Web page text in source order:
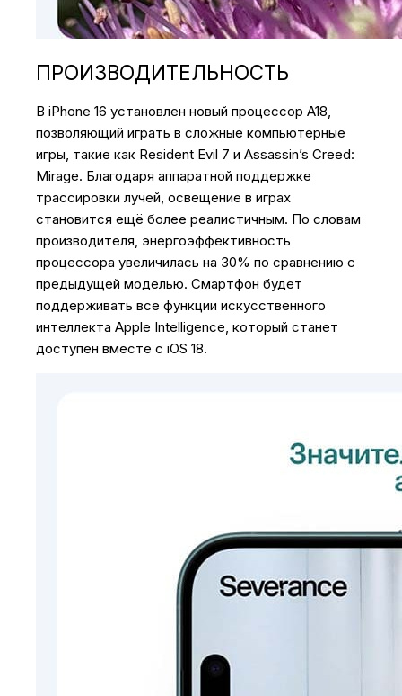
ПРОИЗВОДИТЕЛЬНОСТЬ
В iPhone 16 установлен новый процессор A18,
позволяющий играть в сложные компьютерные
игры, такие как Resident Evil 7 и Assassin’s Creed:
Mirage. Благодаря аппаратной поддержке
трассировки лучей, освещение в играх
становится ещё более реалистичным. По словам
производителя, энергоэффективность
процессора увеличилась на 30% по сравнению с
предыдущей моделью. Смартфон будет
поддерживать все функции искусственного
интеллекта Apple Intelligence, который станет
доступен вместе с iOS 18.